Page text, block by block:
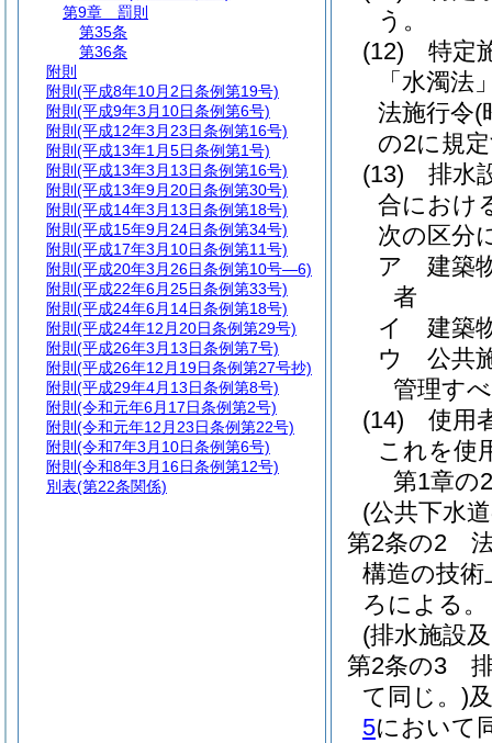
う。
(12)
特定
「水濁法
法施行令(
の2に規
(13)
排水
合におけ
次の区分
ア
建築
者
イ
建築
ウ
公共
管理す
(14)
使用
これを使
第1章の2
(公共下水
第2条の2
構造の技
ろによる。
(排水施設
第2条の3
て同じ。)
5において
第9章
罰則
第35条
第36条
附則
附則 (平成8年10月2日条例第19号)
附則 (平成9年3月10日条例第6号)
附則 (平成12年3月23日条例第16号)
附則 (平成13年1月5日条例第1号)
附則 (平成13年3月13日条例第16号)
附則 (平成13年9月20日条例第30号)
附則 (平成14年3月13日条例第18号)
附則 (平成15年9月24日条例第34号)
附則 (平成17年3月10日条例第11号)
附則 (平成20年3月26日条例第10号―6)
附則 (平成22年6月25日条例第33号)
附則 (平成24年6月14日条例第18号)
附則 (平成24年12月20日条例第29号)
附則 (平成26年3月13日条例第7号)
附則 (平成26年12月19日条例第27号抄)
附則 (平成29年4月13日条例第8号)
附則 (令和元年6月17日条例第2号)
附則 (令和元年12月23日条例第22号)
附則 (令和7年3月10日条例第6号)
附則 (令和8年3月16日条例第12号)
別表(第22条関係)